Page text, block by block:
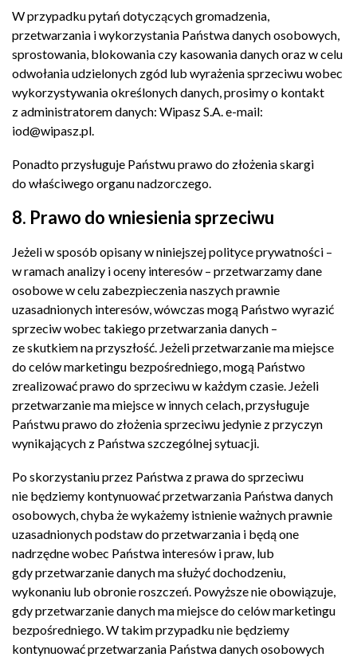
W przypadku pytań dotyczących gromadzenia,
przetwarzania i wykorzystania Państwa danych osobowych,
sprostowania, blokowania czy kasowania danych oraz w celu
odwołania udzielonych zgód lub wyrażenia sprzeciwu wobec
wykorzystywania określonych danych, prosimy o kontakt
z administratorem danych: Wipasz S.A. e-mail:
iod@wipasz.pl.
Ponadto przysługuje Państwu prawo do złożenia skargi
do właściwego organu nadzorczego.
8. Prawo do wniesienia sprzeciwu
Jeżeli w sposób opisany w niniejszej polityce prywatności –
w ramach analizy i oceny interesów – przetwarzamy dane
osobowe w celu zabezpieczenia naszych prawnie
uzasadnionych interesów, wówczas mogą Państwo wyrazić
sprzeciw wobec takiego przetwarzania danych –
ze skutkiem na przyszłość. Jeżeli przetwarzanie ma miejsce
do celów marketingu bezpośredniego, mogą Państwo
zrealizować prawo do sprzeciwu w każdym czasie. Jeżeli
przetwarzanie ma miejsce w innych celach, przysługuje
Państwu prawo do złożenia sprzeciwu jedynie z przyczyn
wynikających z Państwa szczególnej sytuacji.
Po skorzystaniu przez Państwa z prawa do sprzeciwu
nie będziemy kontynuować przetwarzania Państwa danych
osobowych, chyba że wykażemy istnienie ważnych prawnie
uzasadnionych podstaw do przetwarzania i będą one
nadrzędne wobec Państwa interesów i praw, lub
gdy przetwarzanie danych ma służyć dochodzeniu,
wykonaniu lub obronie roszczeń. Powyższe nie obowiązuje,
gdy przetwarzanie danych ma miejsce do celów marketingu
bezpośredniego. W takim przypadku nie będziemy
kontynuować przetwarzania Państwa danych osobowych